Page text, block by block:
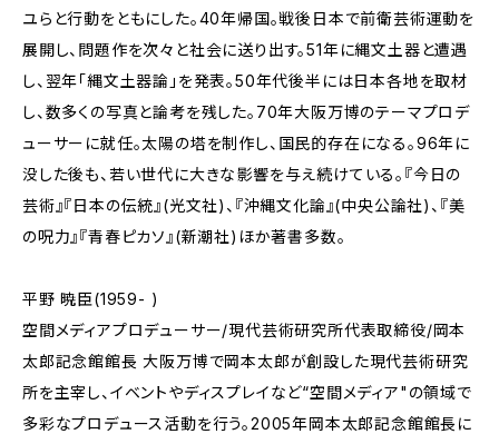
ユらと行動をともにした。40年帰国。戦後日本で前衛芸術運動を
展開し、問題作を次々と社会に送り出す。51年に縄文土器と遭遇
し、翌年「縄文土器論」を発表。50年代後半には日本各地を取材
し、数多くの写真と論考を残した。70年大阪万博のテーマプロデ
ューサーに就任。太陽の塔を制作し、国民的存在になる。96年に
没した後も、若い世代に大きな影響を与え続けている。『今日の
芸術』『日本の伝統』(光文社)、『沖縄文化論』(中央公論社)、『美
の呪力』『青春ピカソ』(新潮社)ほか著書多数。
平野 暁臣(1959- )
空間メディアプロデューサー/現代芸術研究所代表取締役/岡本
太郎記念館館長 大阪万博で岡本太郎が創設した現代芸術研究
所を主宰し、イベントやディスプレイなど“空間メディア"の領域で
多彩なプロデュース活動を行う。2005年岡本太郎記念館館長に